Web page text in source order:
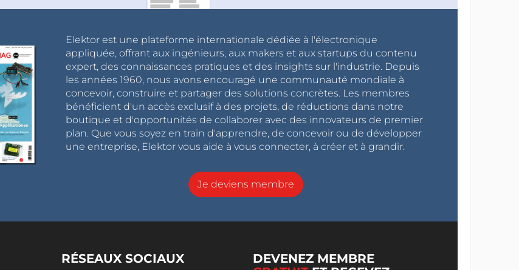
Elektor est une plateforme internationale dédiée à l'électronique
appliquée, offrant aux ingénieurs, aux makers et aux startups du contenu
expert, des connaissances pratiques et des insights sur l'industrie. Depuis
les années 1960, nous avons encouragé une communauté mondiale à
concevoir, construire et partager des solutions concrètes. Les membres
bénéficient d'un accès exclusif à des projets, de réductions dans notre
boutique et d'opportunités de collaborer avec des innovateurs de premier
plan. Que vous soyez en train d'apprendre, de concevoir ou de développer
une entreprise, Elektor vous aide à vous connecter, à créer et à grandir.
Je deviens membre
RÉSEAUX SOCIAUX
DEVENEZ MEMBRE